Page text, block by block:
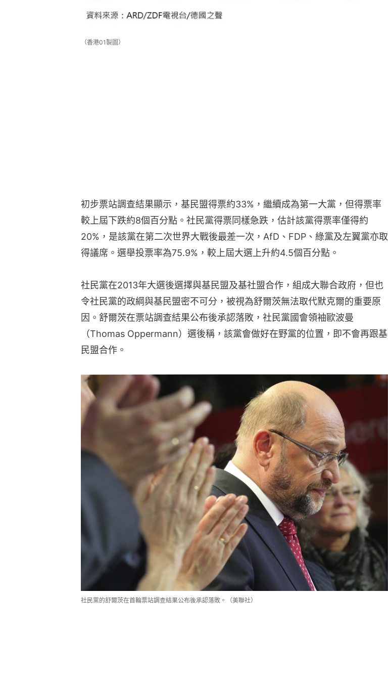
（香港01製圖）
初步票站調查結果顯示，基民盟得票約33%，繼續成為第一大黨，但得票率
較上屆下跌約8個百分點。社民黨得票同樣急跌，估計該黨得票率僅得約
20%，是該黨在第二次世界大戰後最差一次，AfD、FDP、綠黨及左翼黨亦取
得議席。選舉投票率為75.9%，較上屆大選上升約4.5個百分點。
社民黨在2013年大選後選擇與基民盟及基社盟合作，組成大聯合政府，但也
令社民黨的政綱與基民盟密不可分，被視為舒爾茨無法取代默克爾的重要原
因。舒爾茨在票站調查結果公布後承認落敗，社民黨國會領袖歐波曼
（Thomas Oppermann）選後稱，該黨會做好在野黨的位置，即不會再跟基
民盟合作。
社民黨的舒爾茨在首輪票站調查結果公布後承認落敗。（美聯社）